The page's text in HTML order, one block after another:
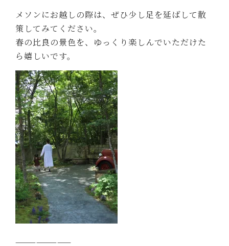
メソンにお越しの際は、ぜひ少し足を延ばして散
策してみてください。
春の比良の景色を、ゆっくり楽しんでいただけた
ら嬉しいです。
————————